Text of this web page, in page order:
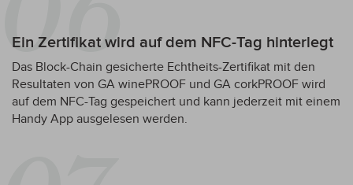
Ein Zertifikat wird auf dem NFC-Tag hinterlegt
Das Block-Chain gesicherte Echtheits-Zertifikat mit den
Resultaten von GA winePROOF und GA corkPROOF wird
auf dem NFC-Tag gespeichert und kann jederzeit mit einem
Handy App ausgelesen werden.